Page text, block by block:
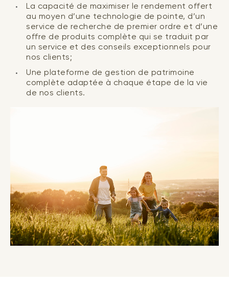
La capacité de maximiser le rendement offert
au moyen d’une technologie de pointe, d’un
service de recherche de premier ordre et d’une
offre de produits complète qui se traduit par
un service et des conseils exceptionnels pour
nos clients;
Une plateforme de gestion de patrimoine
complète adaptée à chaque étape de la vie
de nos clients.